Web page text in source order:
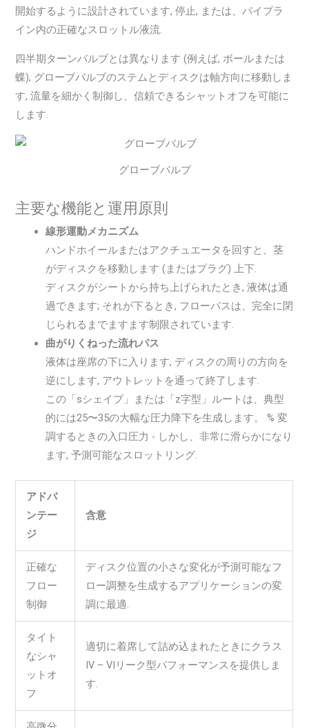
開始するように設計されています, 停止, または、パイプラ
イン内の正確なスロットル液流.
四半期ターンバルブとは異なります (例えば, ボールまたは
蝶), グローブバルブのステムとディスクは軸方向に移動しま
す, 流量を細かく制御し、信頼できるシャットオフを可能に
します.
グローブバルブ
主要な機能と運用原則
線形運動メカニズム
ハンドホイールまたはアクチュエータを回すと、茎
がディスクを移動します (またはプラグ) 上下.
ディスクがシートから持ち上げられたとき, 液体は通
過できます; それが下るとき, フローパスは、完全に閉
じられるまでますます制限されています.
曲がりくねった流れパス
液体は座席の下に入ります, ディスクの周りの方向を
逆にします, アウトレットを通って終了します.
この「sシェイプ」または「z字型」ルートは、典型
的には25〜35の大幅な圧力降下を生成します。 % 変
調するときの入口圧力 - しかし、非常に滑らかになり
ます, 予測可能なスロットリング.
アドバ
ンテー
ジ
含意
正確な
フロー
制御
ディスク位置の小さな変化が予測可能なフ
ロー調整を生成するアプリケーションの変
調に最適.
タイト
なシャ
ットオ
フ
適切に着席して詰め込まれたときにクラス
IV – VIリーク型パフォーマンスを提供しま
す.